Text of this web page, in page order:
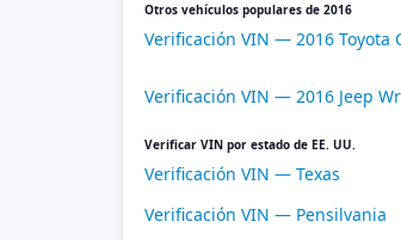
Otros vehículos populares de 2016
Verificación VIN — 2016 Toyota
Verificación VIN — 2016 Jeep
Verificar VIN por estado de EE. UU.
Verificación VIN — Texas
Verificación VIN — Pensilvania